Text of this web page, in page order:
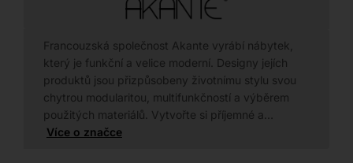
Francouzská společnost Akante vyrábí nábytek,
který je funkční a velice moderní. Designy jejích
produktů jsou přizpůsobeny životnímu stylu svou
chytrou modularitou, multifunkčností a výběrem
použitých materiálů. Vytvořte si příjemné a…
Více o značce